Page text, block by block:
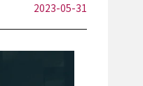
2023-05-31